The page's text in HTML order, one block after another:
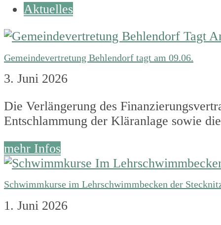
Aktuelles
Gemeindevertretung Behlendorf tagt am 09.06.
3. Juni 2026
Die Verlängerung des
Entschlammung der Kläranlage sowie
mehr Infos
Schwimmkurse im Lehrschwimmbecken der
1. Juni 2026